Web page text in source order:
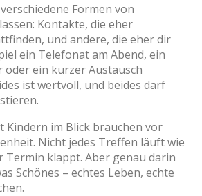
Formen von
Kontakte, die eher
und andere, die eher dir
ein Telefonat am Abend, ein
oder ein kurzer Austausch
ist wertvoll, und beides darf
Kindern im Blick brauchen vor
Nicht jedes Treffen läuft wie
Termin klappt. Aber genau darin
Schönes – echtes Leben, echte